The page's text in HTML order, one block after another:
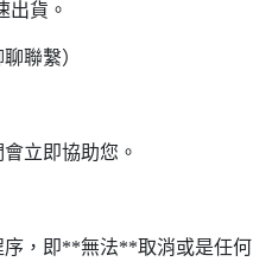
出貨。
聯繫）
立即協助您。
序，即**無法**取消或是任何